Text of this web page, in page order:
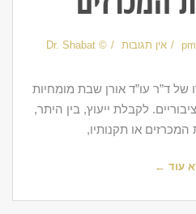
אין תגובות © Dr. Shabat
ד”ר עו”ד אורן שבת מומחיות
לקבלת ייעוץ, בין היתר,
או תקנותיו,
עוד ←